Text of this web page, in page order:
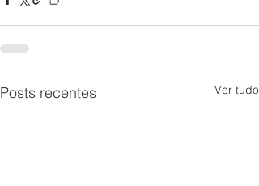
Posts recentes Ver tudo